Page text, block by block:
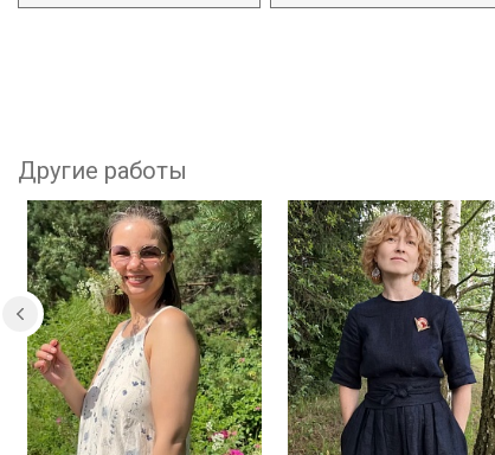
Другие работы